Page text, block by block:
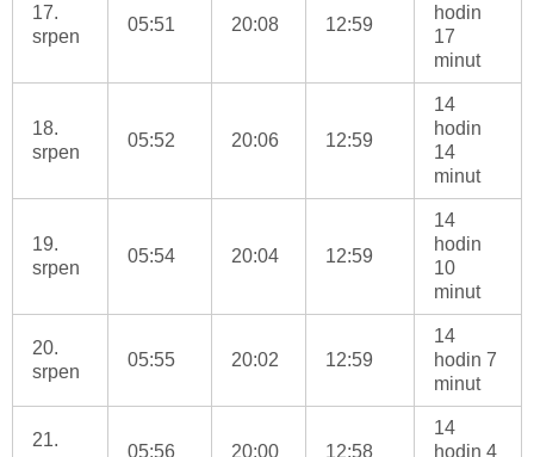
17.
srpen
05:51 20:08 12:59
hodin
17
minut
18.
srpen
05:52 20:06 12:59
14
hodin
14
minut
19.
srpen
05:54 20:04 12:59
14
hodin
10
minut
20.
srpen
05:55 20:02 12:59
14
hodin 7
minut
21.
05:56 20:00 12:58
14
hodin 4